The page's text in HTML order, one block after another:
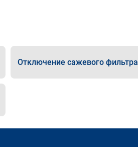
Отключение сажевого фильтра